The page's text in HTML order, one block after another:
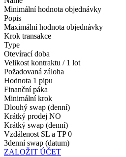
Minimální hodnota objednávky
Popis
Maximální hodnota objednávky
Krok transakce
Type
Otevírací doba
Velikost kontraktu / 1 lot
Požadovaná záloha
Hodnota 1 pipu
Finanční páka
Minimální krok
Dlouhý swap (denní)
Krátký prodej NO
Krátký swap (denní)
Vzdálenost SL a TP 0
3denní swap (datum)
ZALOŽIT ÚČET